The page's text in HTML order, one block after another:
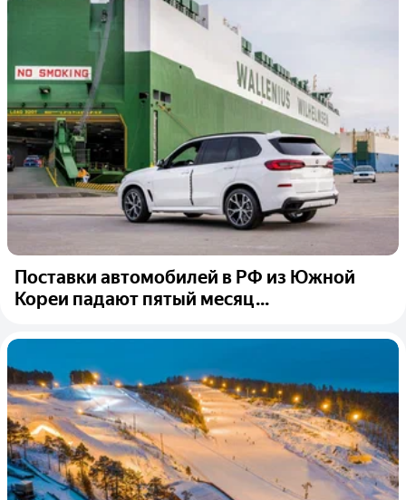
Поставки автомобилей в РФ из Южной
Кореи падают пятый месяц...